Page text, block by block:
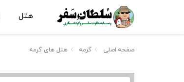
هتل
صفحه اصلی گرمه هتل های گرمه